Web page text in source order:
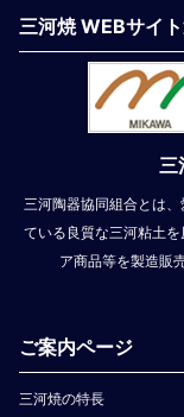
三河焼 WEBサイ
三
三河陶器協同組合とは
ている良質な三河粘土
ア商品等を製造販
ご案内ページ
三河焼の特長